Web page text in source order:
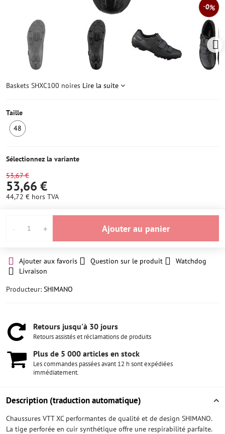
0%
Baskets SHXC100 noires Lire la suite
Taille
48
stock
Sélectionnez la variante
53,67 €
53,66 €
44,72 € hors TVA
Ajouter au panier
Ajouter aux favoris Question sur le produit
Watchdog
Livraison
Producteur: SHIMANO
Retours jusqu'à 30 jours
Retours assistés et réclamations de produits
Plus de 5 000 articles en stock
Les commandes passées avant 12 h sont expédiées
immédiatement.
Description (traduction automatique)
Chaussures VTT XC performantes de qualité et de design SHIMANO.
La tige perforée en cuir synthétique offre une respirabilité parfaite.